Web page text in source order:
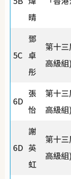
晴
5C
鄧
卓
彤
第十
高級組)
6D
張
怡
第十
高級組)
6D
謝
英
虹
第十
高級組)